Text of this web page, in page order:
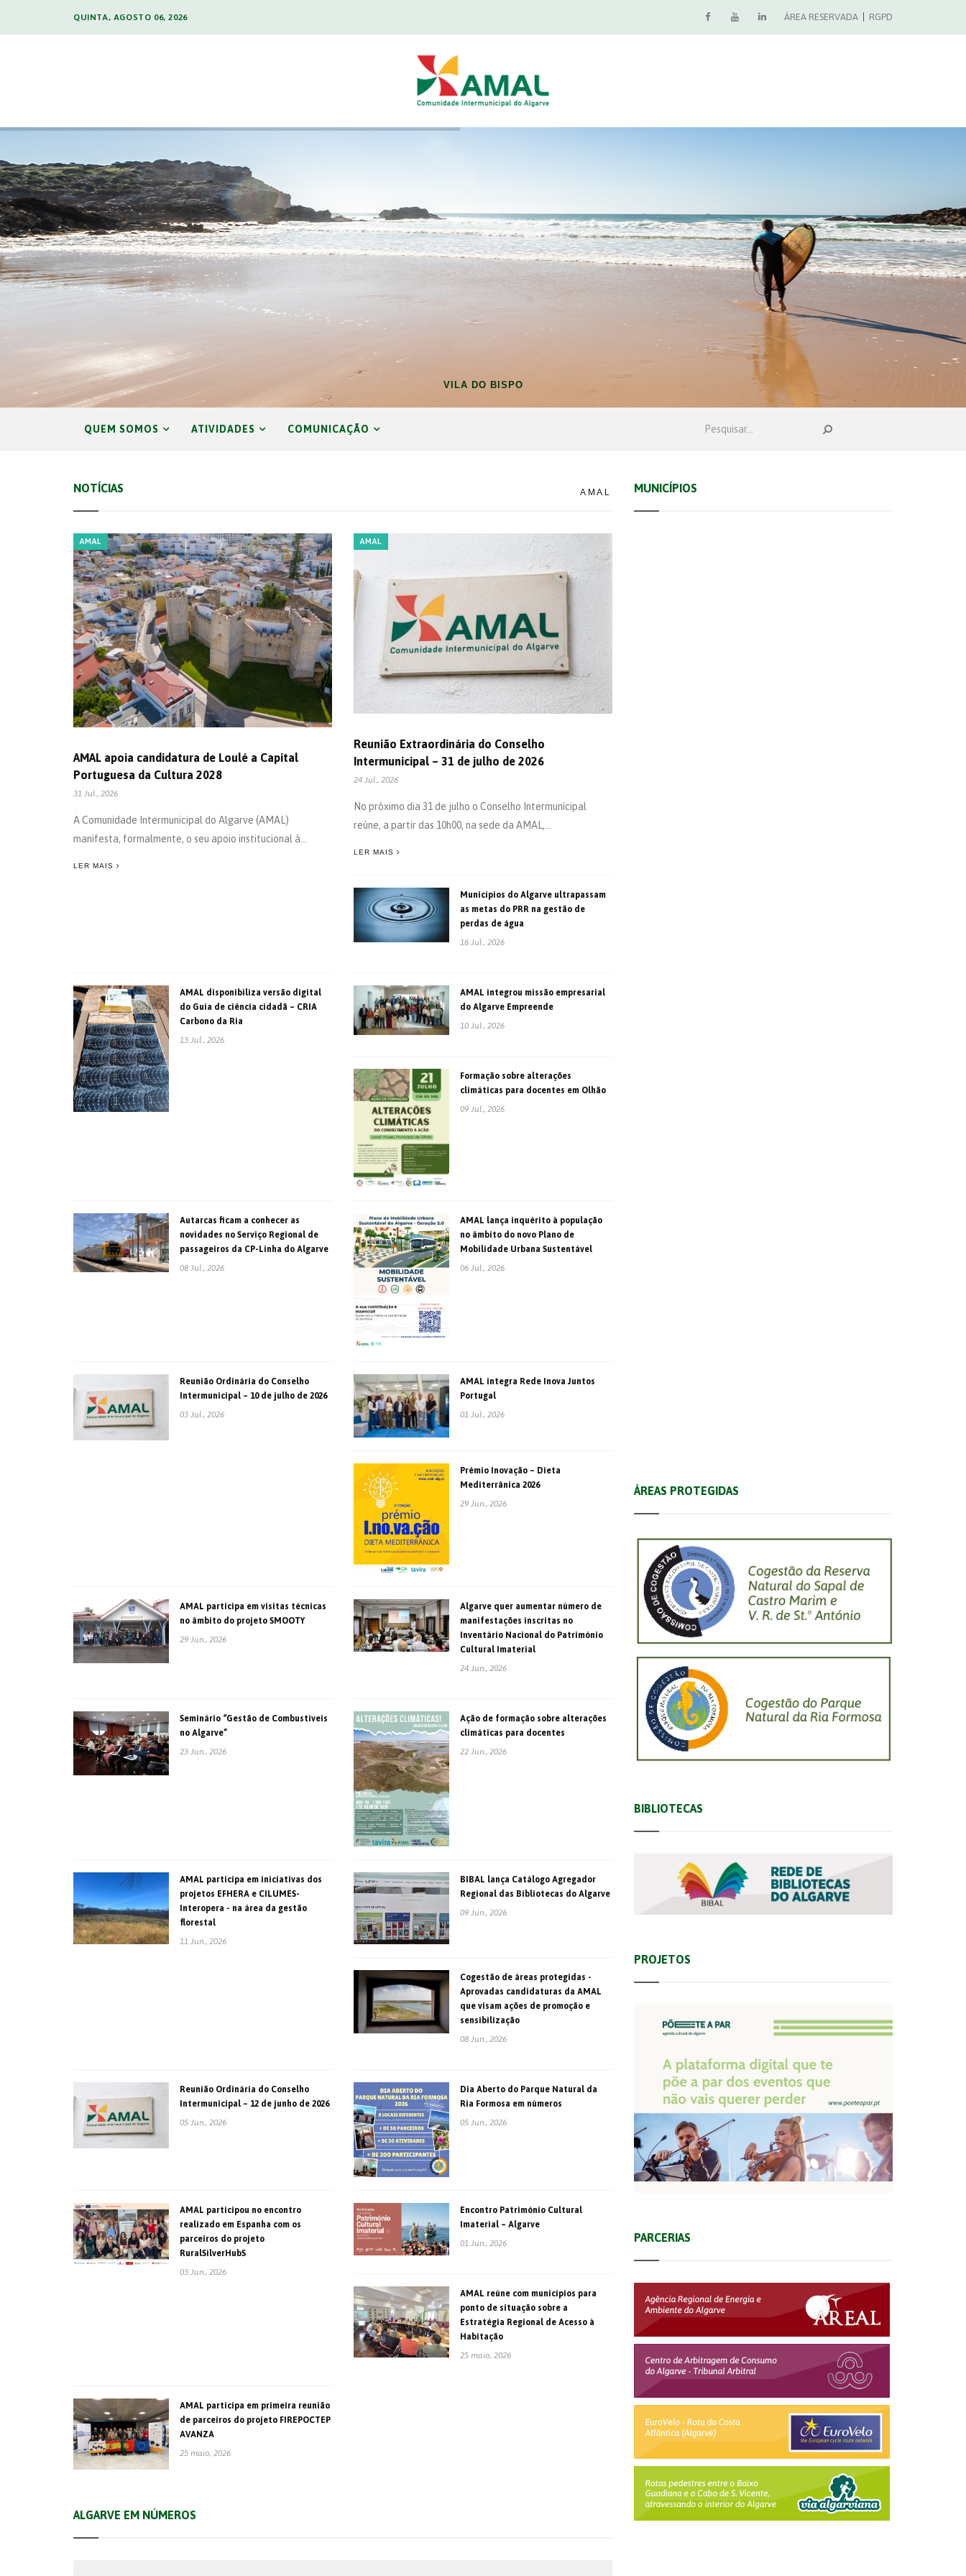
QUINTA, AGOSTO 06, 2026 ÁREA RESERVADA RGPD
VILA DO BISPO
QUEM SOMOS ATIVIDADES COMUNICAÇÃO
NOTÍCIAS AMAL
AMAL
AMAL apoia candidatura de Loulé a Capital
Portuguesa da Cultura 2028
31 Jul., 2026
A Comunidade Intermunicipal do Algarve (AMAL)
manifesta, formalmente, o seu apoio institucional à...
LER MAIS
AMAL
Reunião Extraordinária do Conselho
Intermunicipal – 31 de julho de 2026
24 Jul., 2026
No próximo dia 31 de julho o Conselho Intermunicipal
reúne, a partir das 10h00, na sede da AMAL,...
LER MAIS
Municípios do Algarve ultrapassam
as metas do PRR na gestão de
perdas de água
16 Jul., 2026
AMAL disponibiliza versão digital
do Guia de ciência cidadã – CRIA
Carbono da Ria
13 Jul., 2026
AMAL integrou missão empresarial
do Algarve Empreende
10 Jul., 2026
Formação sobre alterações
climáticas para docentes em Olhão
09 Jul., 2026
Autarcas ficam a conhecer as
novidades no Serviço Regional de
passageiros da CP-Linha do Algarve
08 Jul., 2026
AMAL lança inquérito à população
no âmbito do novo Plano de
Mobilidade Urbana Sustentável
06 Jul., 2026
Reunião Ordinária do Conselho
Intermunicipal – 10 de julho de 2026
03 Jul., 2026
AMAL integra Rede Inova Juntos
Portugal
01 Jul., 2026
Prémio Inovação – Dieta
Mediterrânica 2026
29 Jun., 2026
AMAL participa em visitas técnicas
no âmbito do projeto SMOOTY
29 Jun., 2026
Algarve quer aumentar número de
manifestações inscritas no
Inventário Nacional do Património
Cultural Imaterial
24 Jun., 2026
Seminário “Gestão de Combustíveis
no Algarve”
23 Jun., 2026
Ação de formação sobre alterações
climáticas para docentes
22 Jun., 2026
AMAL participa em iniciativas dos
projetos EFHERA e CILUMES-
Interopera - na área da gestão
florestal
11 Jun., 2026
BIBAL lança Catálogo Agregador
Regional das Bibliotecas do Algarve
09 Jun., 2026
Cogestão de áreas protegidas -
Aprovadas candidaturas da AMAL
que visam ações de promoção e
sensibilização
08 Jun., 2026
Reunião Ordinária do Conselho
Intermunicipal – 12 de junho de 2026
05 Jun., 2026
Dia Aberto do Parque Natural da
Ria Formosa em números
05 Jun., 2026
AMAL participou no encontro
realizado em Espanha com os
parceiros do projeto
RuralSilverHubS
03 Jun., 2026
Encontro Património Cultural
Imaterial – Algarve
01 Jun., 2026
AMAL reúne com municípios para
ponto de situação sobre a
Estratégia Regional de Acesso à
Habitação
25 maio, 2026
AMAL participa em primeira reunião
de parceiros do projeto FIREPOCTEP
AVANZA
25 maio, 2026
ALGARVE EM NÚMEROS
MUNICÍPIOS
ÁREAS PROTEGIDAS
BIBLIOTECAS
PROJETOS
PARCERIAS